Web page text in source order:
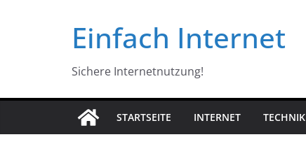
Einfach Internet
Sichere Internetnutzung!
STARTSEITE INTERNET TECHNIK